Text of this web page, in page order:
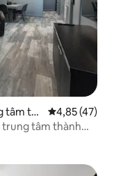
tâm th
Xếp hạng
4,85 (47)
trung tâm thành